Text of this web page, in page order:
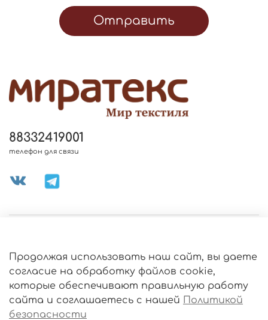
Отправить
ИНФОРМАЦИЯ
О МАГАЗИНЕ
88332419001
телефон для связи
Продолжая использовать наш сайт, вы даете
согласие на обработку файлов cookie,
которые обеспечивают правильную работу
сайта и соглашаетесь с нашей Политикой
безопасности
Политика
обработки